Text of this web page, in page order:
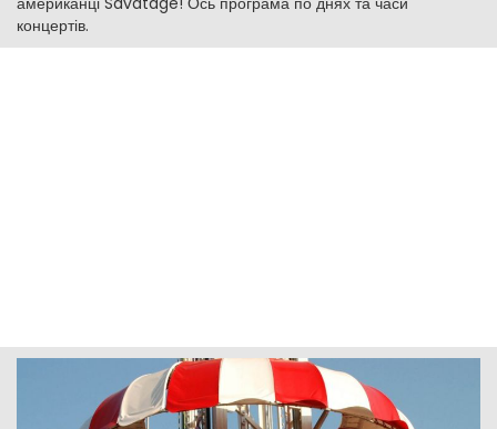
концертів.